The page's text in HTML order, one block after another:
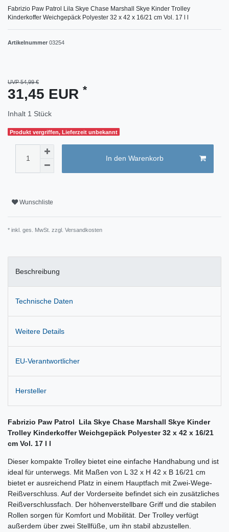
Fabrizio Paw Patrol Lila Skye Chase Marshall Skye Kinder Trolley
Kinderkoffer Weichgepäck Polyester 32 x 42 x 16/21 cm Vol. 17 l l
Artikelnummer 03254
UVP 54,99 €
31,45 EUR *
Inhalt 1 Stück
Produkt vergriffen, Lieferzeit unbekannt
In den Warenkorb
Wunschliste
* inkl. ges. MwSt. zzgl. Versandkosten
Beschreibung
Technische Daten
Weitere Details
EU-Verantwortlicher
Hersteller
Fabrizio Paw Patrol Lila Skye Chase Marshall Skye Kinder
Trolley Kinderkoffer Weichgepäck Polyester 32 x 42 x 16/21
cm Vol. 17 l l
Dieser kompakte Trolley bietet eine einfache Handhabung und ist
ideal für unterwegs. Mit Maßen von L 32 x H 42 x B 16/21 cm
bietet er ausreichend Platz in einem Hauptfach mit Zwei-Wege-
Reißverschluss. Auf der Vorderseite befindet sich ein zusätzliches
Reißverschlussfach. Der höhenverstellbare Griff und die stabilen
Rollen sorgen für Komfort und Mobilität. Der Trolley verfügt
außerdem über zwei Stellfüße, um ihn stabil abzustellen.